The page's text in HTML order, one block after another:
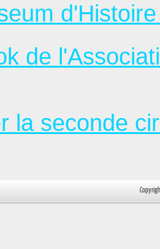
de
la seconde